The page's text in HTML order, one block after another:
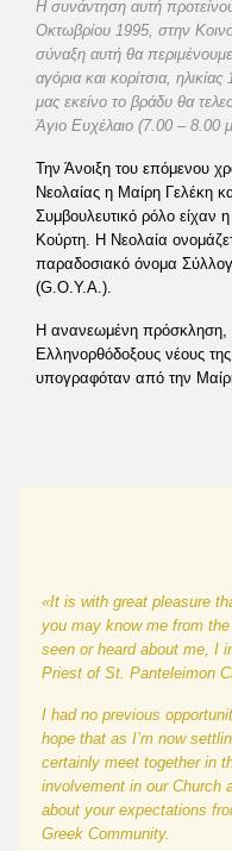
Η συνάντηση αυτή
Οκτωβρίου 1995, στην
σύναξη αυτή θα
αγόρια και κορίτσια,
μας εκείνο το βράδυ θα
Άγιο Ευχέλαιο (7.00 – 8.00
Την Άνοιξη του επόμενου
Νεολαίας η Μαίρη Γελέκη
Συμβουλευτικό ρόλο είχαν
Κούρτη. Η Νεολαία
παραδοσιακό όνομα
(G.O.Y.A.).
Η ανανεωμένη πρόσκληση,
Ελληνορθόδοξους νέους
υπογραφόταν από την
«It is with great pleasure
you may know me from
seen or heard about me, I
Priest of St. Panteleimon
I had no previous
hope that as I’m now
certainly meet together in
involvement in our Church
about your expectations
Greek Community.